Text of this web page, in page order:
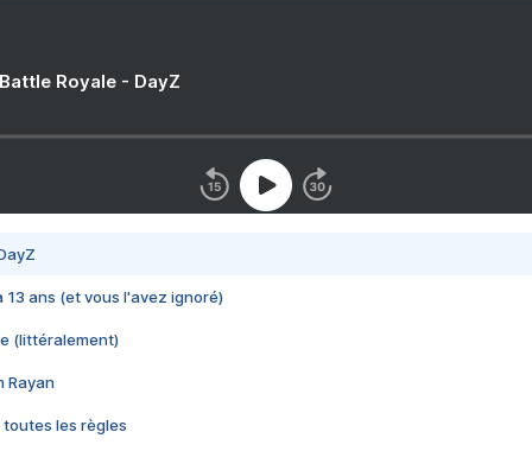
Royale - DayZ
13 ans (et vous l'avez ignoré)
(littéralement)
Rayan
toutes les règles